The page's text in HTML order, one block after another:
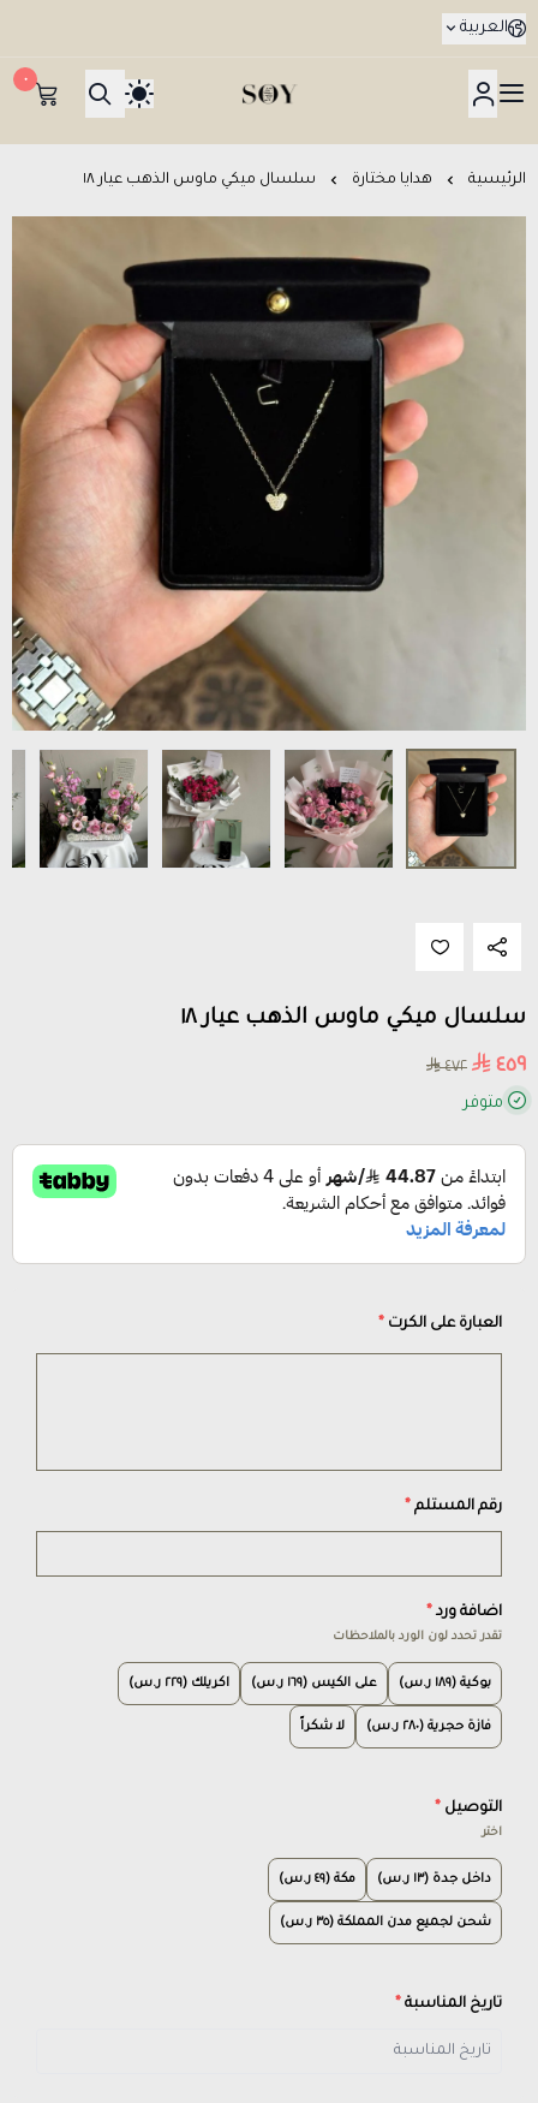
العربية
هدايا جدة SOY Gifts بتوصيل في نفس اليوم
٠
الرئيسية هدايا مختارة سلسال ميكي ماوس الذهب عيار ١٨
سلسال ميكي ماوس الذهب عيار ١٨
٤٥٩
٤٧٢
متوفر
العبارة على الكرت *
رقم المستلم *
اضافة ورد*
تقدر تحدد لون الورد بالملاحظات
بوكية (١٨٩ ر.س) على الكيس (١٦٩ ر.س) اكريلك (٢٢٩ ر.س)
فازة حجرية (٢٨٠ ر.س) لا شكراً
التوصيل *
اختر
داخل جدة (١٣ ر.س) مكة (٤٩ ر.س)
شحن لجميع مدن المملكة (٣٥ ر.س)
تاريخ المناسبة *